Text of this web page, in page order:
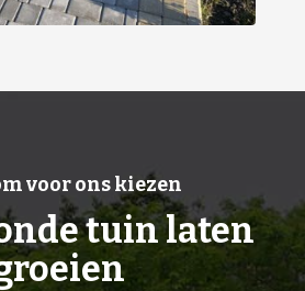
voor ons kiezen
tuin laten